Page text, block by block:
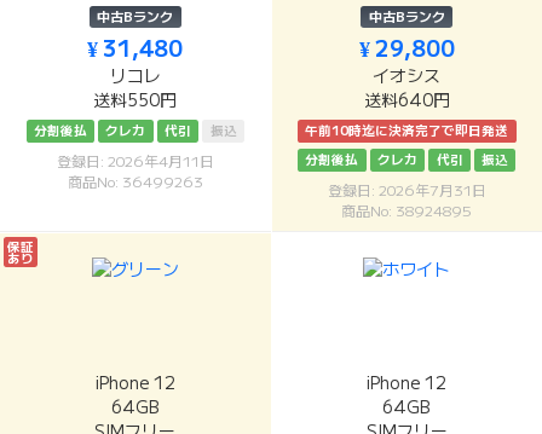
中古Bランク
¥ 31,480
リコレ
送料550円
分割後払 クレカ 代引 振込
登録日: 2026年4月11日
商品No: 36499263
中古Bランク
¥ 29,800
イオシス
送料640円
午前10時迄に決済完了で即日発送
分割後払
クレカ 代引 振込
登録日: 2026年7月31日
商品No: 38924895
保証
あり
iPhone 12
64GB
iPhone 12
64GB